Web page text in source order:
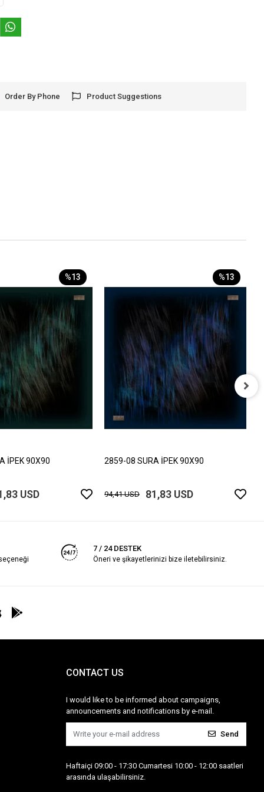
Order By Phone Product Suggestions
%13
İPEK 90X90
USD
%13
2859-08 SURA İPEK 90X90
94,41 USD 81,83 USD
7 / 24 DESTEK
Öneri ve şikayetlerinizi bize iletebilirsiniz.
CONTACT US
I would like to be informed about campaigns,
announcements and notifications by e-mail.
Send
Haftaiçi 09:00 - 17:30 Cumartesi 10:00 - 12:00 saatleri
arasında ulaşabilirsiniz.